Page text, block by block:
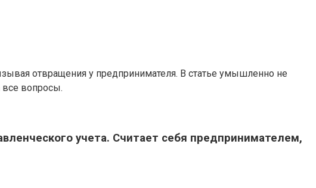
отвращения у предпринимателя. В статье умышленно не
все вопросы.
учета. Считает себя предпринимателем,